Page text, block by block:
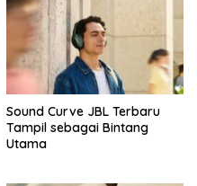
Sound Curve JBL Terbaru
Tampil sebagai Bintang
Utama